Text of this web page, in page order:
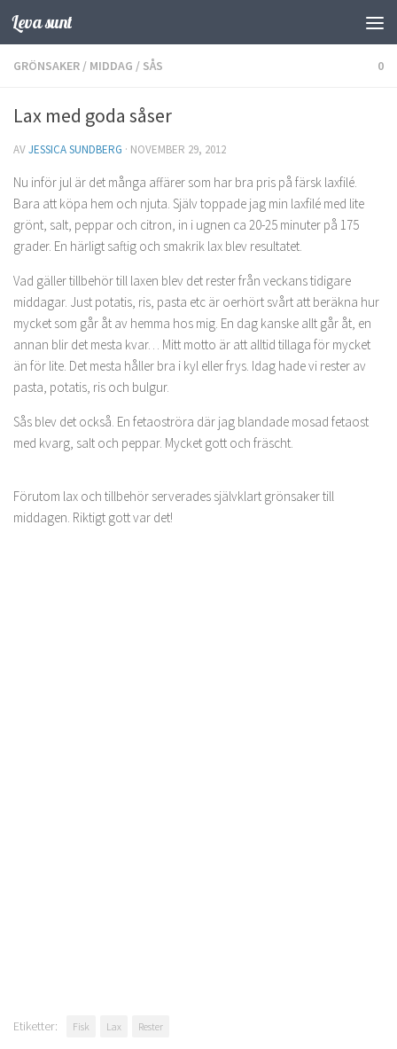
Hoppa till innehåll
Leva sunt
GRÖNSAKER / MIDDAG / SÅS 0
Lax med goda såser
AVJESSICA SUNDBERG · NOVEMBER 29, 2012
Nu inför jul är det många affärer som har bra pris på färsk laxfilé.
Bara att köpa hem och njuta. Själv toppade jag min laxfilé med lite
grönt, salt, peppar och citron, in i ugnen ca 20-25 minuter på 175
grader. En härligt saftig och smakrik lax blev resultatet.
Vad gäller tillbehör till laxen blev det rester från veckans tidigare
middagar. Just potatis, ris, pasta etc är oerhört svårt att beräkna hur
mycket som går åt av hemma hos mig. En dag kanske allt går åt, en
annan blir det mesta kvar… Mitt motto är att alltid tillaga för mycket
än för lite. Det mesta håller bra i kyl eller frys. Idag hade vi rester av
pasta, potatis, ris och bulgur.
Sås blev det också. En fetaoströra där jag blandade mosad fetaost
med kvarg, salt och peppar. Mycket gott och fräscht.
Förutom lax och tillbehör serverades självklart grönsaker till
middagen. Riktigt gott var det!
Etiketter: Fisk Lax Rester